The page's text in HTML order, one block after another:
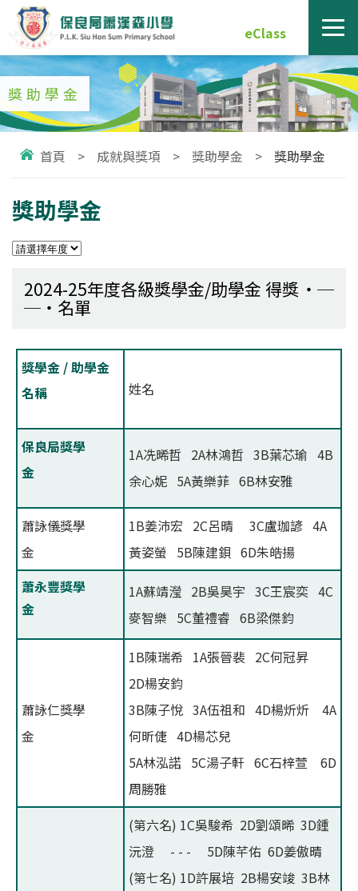
eClass
獎助學金
首頁 > 成就與獎項 > 獎助學金 > 獎助學金
獎助學金
2024-25年度各級獎學金/助學金 得獎
名單
獎學金 / 助學金
名稱
姓名
保良局獎學
金
1A冼晞哲 2A林鴻哲 3B葉芯瑜 4B
余心妮 5A黃樂菲 6B林安雅
蕭詠儀獎學
金
1B姜沛宏 2C呂晴 3C盧珈諺 4A
黃姿螢 5B陳建鋇 6D朱皓揚
蕭永豐獎學
金
1A蘇靖瀅 2B吳昊宇 3C王宸奕 4C
麥智樂 5C董禮睿 6B梁傑鈞
蕭詠仁獎學
金
1B陳瑞希 1A張晉裴 2C何冠昇
2D楊安鈞
3B陳子悅 3A伍祖和 4D楊炘炘 4A
何昕倢 4D楊芯兒
5A林泓諾 5C湯子軒 6C石梓萱 6D
周勝雅
(第六名) 1C吳駿希 2D劉頌晞 3D鍾
沅澄 - - - 5D陳芊佑 6D姜傲晴
(第七名) 1D許展培 2B楊安竣 3B林